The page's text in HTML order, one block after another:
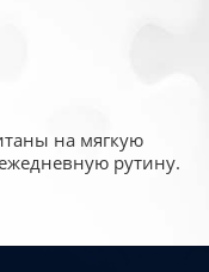
на мягкую
рутину.